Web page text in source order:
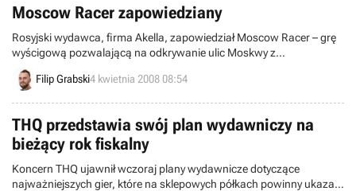
Moscow Racer zapowiedziany
Rosyjski wydawca, firma Akella, zapowiedział Moscow Racer – grę
wyścigową pozwalającą na odkrywanie ulic Moskwy z
niedozwoloną prędkością.
Filip Grabski4 kwietnia 2008 08:54
THQ przedstawia swój plan wydawniczy na
bieżący rok fiskalny
Koncern THQ ujawnił wczoraj plany wydawnicze dotyczące
najważniejszych gier, które na sklepowych półkach powinny ukazać